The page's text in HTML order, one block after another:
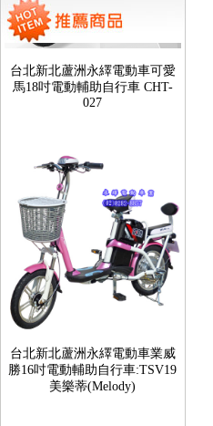
台北新北蘆洲永繹電動車可愛
027
台北新北蘆洲永繹電動車業威
美樂蒂(Melody)